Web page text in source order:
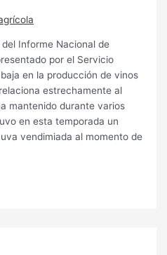
Informe Nacional de
por el Servicio
en la producción de vinos
estrechamente al
mantenido durante varios
en esta temporada un
vendimiada al momento de